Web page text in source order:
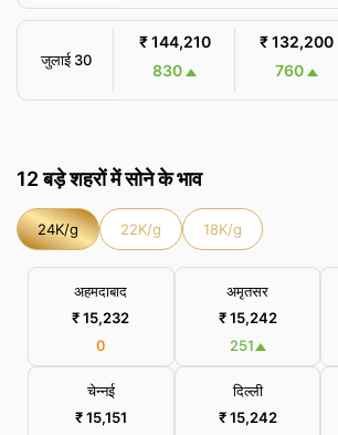
जुलाई 30
₹ 144,210
830
₹ 132,200
760
12 बड़े शहरों में सोने के भाव
24K/g 22K/g 18K/g
अहमदाबाद
₹ 15,232
0
अमृतसर
₹ 15,242
251
चेन्नई
₹ 15,151
दिल्ली
₹ 15,242